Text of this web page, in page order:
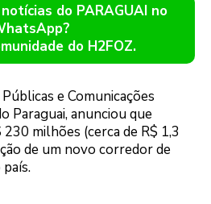
do PARAGUAI no
do H2FOZ.
e Comunicações
Paraguai, anunciou que
milhões (cerca de R$ 1,3
de um novo corredor de